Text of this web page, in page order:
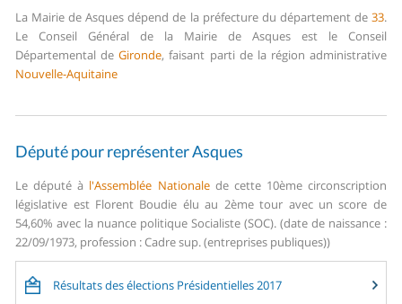
La Mairie de Asques dépend de la préfecture du département de 33.
Le Conseil Général de la Mairie de Asques est le Conseil
Départemental deGironde, faisant parti de la région administrative
Nouvelle-Aquitaine
Député pour représenter Asques
Le député à l'Assemblée Nationalede cette 10ème circonscription
législative est Florent Boudie élu au 2ème tour avec un score de
54,60% avec la nuance politique Socialiste (SOC). (date de naissance :
22/09/1973, profession : Cadre sup. (entreprises publiques))
Résultats des élections Présidentielles 2017